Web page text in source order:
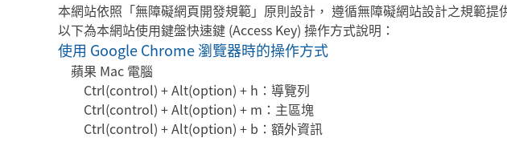
本網站依照「無障礙網頁開發規範」原則設計， 遵循無障礙網站設計之規範
以下為本網站使用鍵盤快速鍵 (Access Key) 操作方式說明：
使用 Google Chrome 瀏覽器時的操作方式
蘋果 Mac 電腦
Ctrl(control) + Alt(option) + h：導覽列
Ctrl(control) + Alt(option) + m：主區塊
Ctrl(control) + Alt(option) + b：額外資訊